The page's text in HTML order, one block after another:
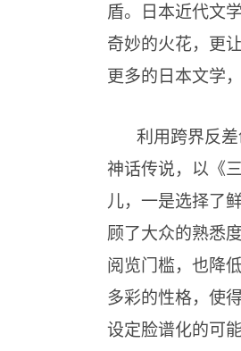
盾。日本近代文
奇妙的火花，更
更多的日本文学
利用跨界反
神话传说，以《
儿，一是选择了
顾了大众的熟悉
阅览门槛，也降
多彩的性格，使
设定脸谱化的可能